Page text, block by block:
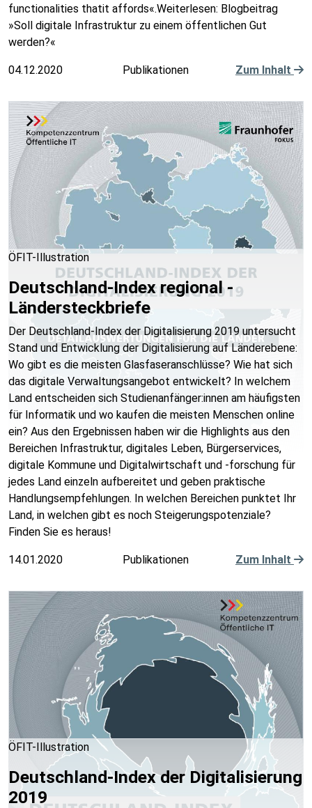
functionalities thatit affords«.Weiterlesen: Blogbeitrag
»Soll digitale Infrastruktur zu einem öffentlichen Gut
werden?«
04.12.2020 Publikationen Zum Inhalt
ÖFIT-Illustration
Deutschland-Index regional -
Ländersteckbriefe
Der Deutschland-Index der Digitalisierung 2019 untersucht
Stand und Entwicklung der Digitalisierung auf Länderebene:
Wo gibt es die meisten Glasfaseranschlüsse? Wie hat sich
das digitale Verwaltungsangebot entwickelt? In welchem
Land entscheiden sich Studienanfänger:innen am häufigsten
für Informatik und wo kaufen die meisten Menschen online
ein? Aus den Ergebnissen haben wir die Highlights aus den
Bereichen Infrastruktur, digitales Leben, Bürgerservices,
digitale Kommune und Digitalwirtschaft und -forschung für
jedes Land einzeln aufbereitet und geben praktische
Handlungsempfehlungen. In welchen Bereichen punktet Ihr
Land, in welchen gibt es noch Steigerungspotenziale?
Finden Sie es heraus!
14.01.2020 Publikationen Zum Inhalt
ÖFIT-Illustration
Deutschland-Index der Digitalisierung
2019